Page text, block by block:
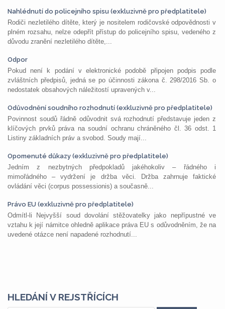
Nahlédnutí do policejního spisu (exkluzivně pro předplatitele)
Rodiči nezletilého dítěte, který je nositelem rodičovské odpovědnosti v
plném rozsahu, nelze odepřít přístup do policejního spisu, vedeného z
důvodu zranění nezletilého dítěte,...
Odpor
Pokud není k podání v elektronické podobě připojen podpis podle
zvláštních předpisů, jedná se po účinnosti zákona č. 298/2016 Sb. o
nedostatek obsahových náležitostí upravených v...
Odůvodnění soudního rozhodnutí (exkluzivně pro předplatitele)
Povinnost soudů řádně odůvodnit svá rozhodnutí představuje jeden z
klíčových prvků práva na soudní ochranu chráněného čl. 36 odst. 1
Listiny základních práv a svobod. Soudy mají...
Opomenuté důkazy (exkluzivně pro předplatitele)
Jedním z nezbytných předpokladů jakéhokoliv – řádného i
mimořádného – vydržení je držba věci. Držba zahrnuje faktické
ovládání věci (corpus possessionis) a současně...
Právo EU (exkluzivně pro předplatitele)
Odmítl-li Nejvyšší soud dovolání stěžovatelky jako nepřípustné ve
vztahu k její námitce ohledně aplikace práva EU s odůvodněním, že na
uvedené otázce není napadené rozhodnutí...
HLEDÁNÍ V REJSTŘÍCÍCH